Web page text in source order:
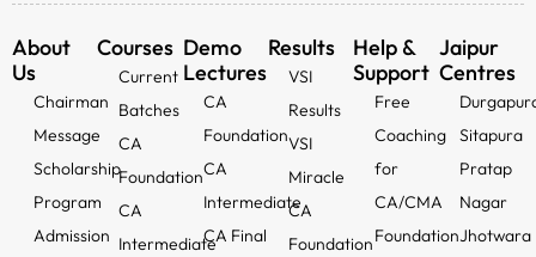
About
Us
Chairman
Message
Scholarship
Program
Admission
Courses
Current
Batches
CA
Foundation
CA
Intermediate
Demo
Lectures
CA
Foundation
CA
Intermediate
CA Final
Results
VSI
Results
VSI
Miracle
CA
Foundation
Help &
Support
Free
Coaching
for
CA/CMA
Foundation
Jaipur
Centres
Sitapura
Pratap
Nagar
Jhotwara